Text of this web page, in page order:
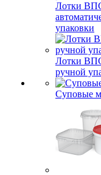
Лотки
упаковки
Лотки
ручной
Суповые